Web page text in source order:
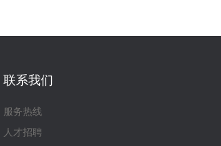
联系我们
服务热线
人才招聘